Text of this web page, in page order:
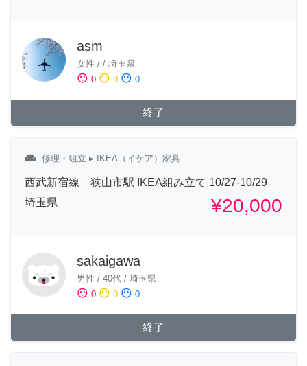
asm
女性 / / 埼玉県
sentiment_satisfied 0 sentiment_neutral 0 sentiment_dissatisfied 0
終了
weekend 修理・組立 ▸ IKEA（イケア）家具
西武新宿線 狭山市駅 IKEA組み立て 10/27-10/29
埼玉県
¥20,000
sakaigawa
男性 / 40代 / 埼玉県
sentiment_satisfied 0 sentiment_neutral 0 sentiment_dissatisfied 0
終了